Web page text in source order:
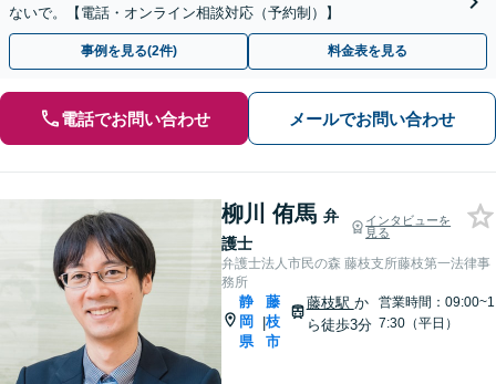
ないで。【電話・オンライン相談対応（予約制）】
事例を見る(2件) 料金表を見る
電話でお問い合わせ メールでお問い合わせ
柳川 侑馬 弁
護士
インタビューを
見る
弁護士法人市民の森 藤枝支所藤枝第一法律事
務所
静
岡
県
|
藤
枝
市
藤枝駅 か
ら徒歩3分
営業時間：09:00~1
7:30（平日）